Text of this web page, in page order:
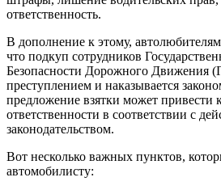
ответственность.
В дополнение к этому,
что подкуп сотрудников
Безопасности Дорожного Движения
преступлением и наказывается
предложение взятки может привести
ответственности в соответствии с
законодательством.
Вот несколько важных пунктов,
автомобилисту: